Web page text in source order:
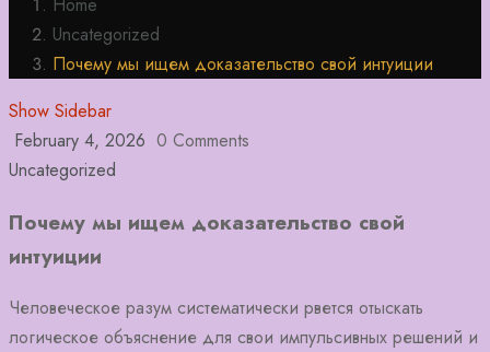
Uncategorized
Почему мы ищем доказательство свой интуиции
Show Sidebar
February 4, 2026 0 Comments
Uncategorized
Почему мы ищем доказательство свой
интуиции
Человеческое разум систематически рвется отыскать
логическое объяснение для свои импульсивных решений и